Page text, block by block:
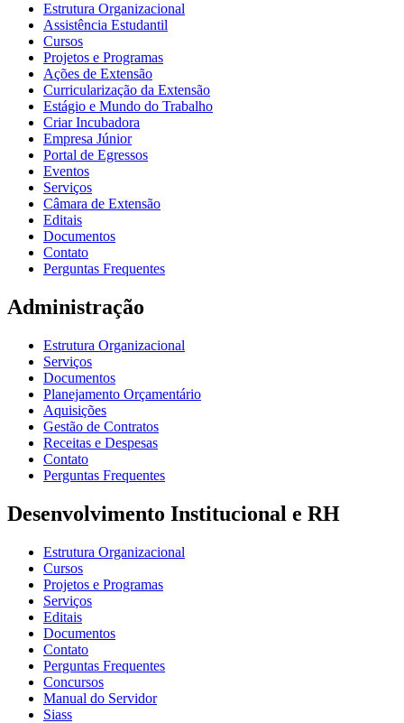
Estrutura Organizacional
Assistência Estudantil
Cursos
Projetos e Programas
Ações de Extensão
Curricularização da Extensão
Estágio e Mundo do Trabalho
Criar Incubadora
Empresa Júnior
Portal de Egressos
Eventos
Serviços
Câmara de Extensão
Editais
Documentos
Contato
Perguntas Frequentes
Administração
Estrutura Organizacional
Serviços
Documentos
Planejamento Orçamentário
Aquisições
Gestão de Contratos
Receitas e Despesas
Contato
Perguntas Frequentes
Desenvolvimento Institucional e RH
Estrutura Organizacional
Cursos
Projetos e Programas
Serviços
Editais
Documentos
Contato
Perguntas Frequentes
Concursos
Manual do Servidor
Siass